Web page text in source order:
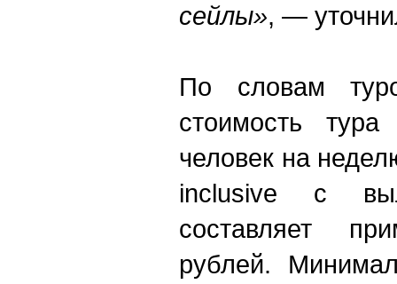
сейлы», —
По словам
стоимость
человек на
inclusive с
составляет
рублей.